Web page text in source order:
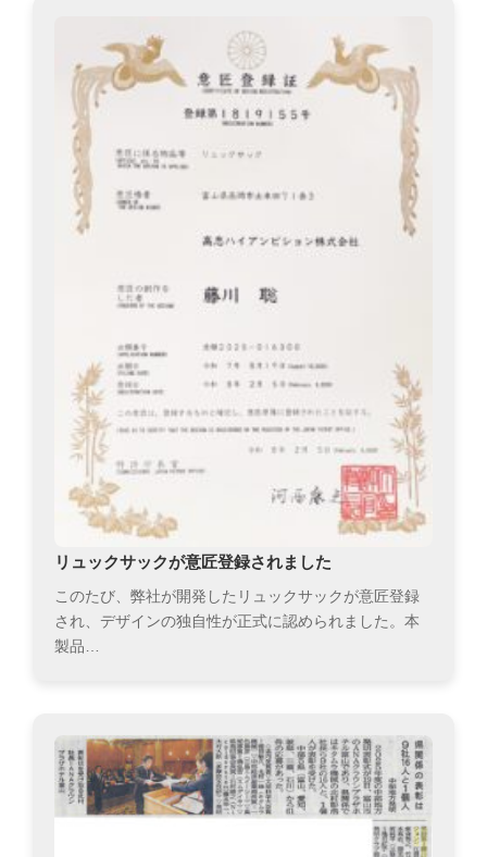
リュックサックが意匠登録されました
このたび、弊社が開発したリュックサックが意匠登録
され、デザインの独自性が正式に認められました。本
製品…